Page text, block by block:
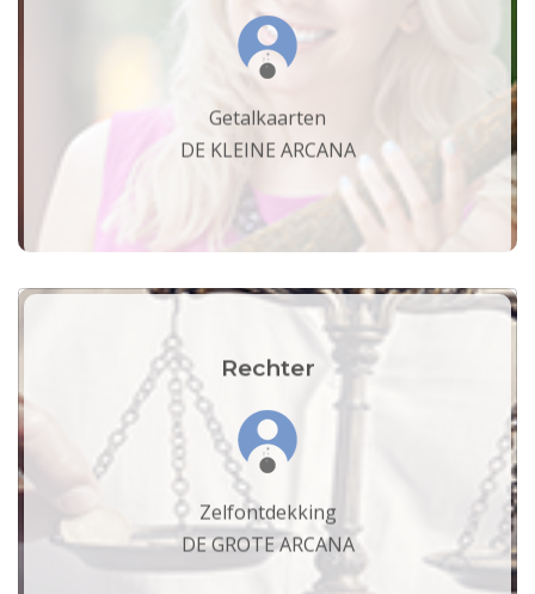
Getalkaarten
DE KLEINE ARCANA
Rechter
Zelfontdekking
DE GROTE ARCANA